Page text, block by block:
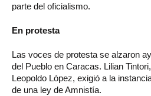
parte del oficialismo.
En protesta
Las voces de protesta se alzaron
del Pueblo en Caracas. Lilian
Leopoldo López, exigió a la
de una ley de Amnistía.